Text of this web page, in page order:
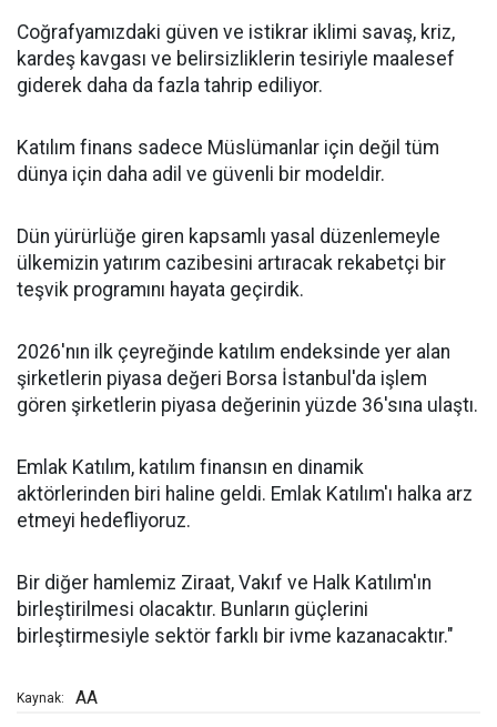
Coğrafyamızdaki güven ve istikrar iklimi savaş, kriz,
kardeş kavgası ve belirsizliklerin tesiriyle maalesef
giderek daha da fazla tahrip ediliyor.
Katılım finans sadece Müslümanlar için değil tüm
dünya için daha adil ve güvenli bir modeldir.
Dün yürürlüğe giren kapsamlı yasal düzenlemeyle
ülkemizin yatırım cazibesini artıracak rekabetçi bir
teşvik programını hayata geçirdik.
2026'nın ilk çeyreğinde katılım endeksinde yer alan
şirketlerin piyasa değeri Borsa İstanbul'da işlem
gören şirketlerin piyasa değerinin yüzde 36'sına ulaştı.
Emlak Katılım, katılım finansın en dinamik
aktörlerinden biri haline geldi. Emlak Katılım'ı halka arz
etmeyi hedefliyoruz.
Bir diğer hamlemiz Ziraat, Vakıf ve Halk Katılım'ın
birleştirilmesi olacaktır. Bunların güçlerini
birleştirmesiyle sektör farklı bir ivme kazanacaktır."
Kaynak: AA